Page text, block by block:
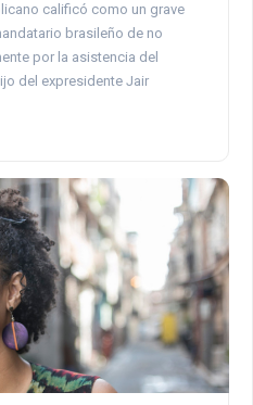
calificó como un grave
brasileño de no
por la asistencia del
del expresidente Jair